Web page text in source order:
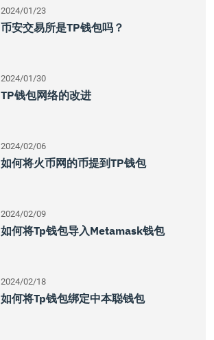
2024/01/23
币安交易所是TP钱包吗？
2024/01/30
TP钱包网络的改进
2024/02/06
如何将火币网的币提到TP钱包
2024/02/09
如何将tp钱包导入metamask钱包
2024/02/18
如何将tp钱包绑定中本聪钱包